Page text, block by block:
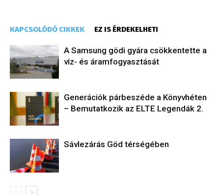
KAPCSOLÓDÓ CIKKEK EZ IS ÉRDEKELHETI
A Samsung gödi gyára csökkentette a
víz- és áramfogyasztását
Generációk párbeszéde a Könyvhéten
– Bemutatkozik az ELTE Legendák 2.
Sávlezárás Göd térségében